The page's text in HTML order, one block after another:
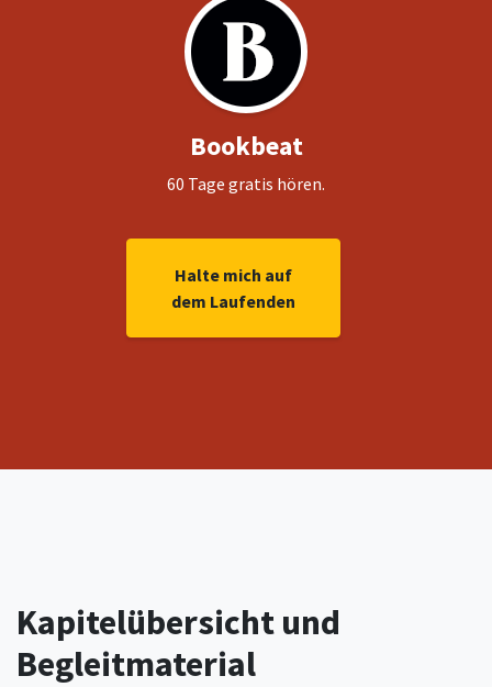
Bookbeat
60 Tage gratis hören.
Halte mich auf
dem Laufenden
Kapitelübersicht und
Begleitmaterial